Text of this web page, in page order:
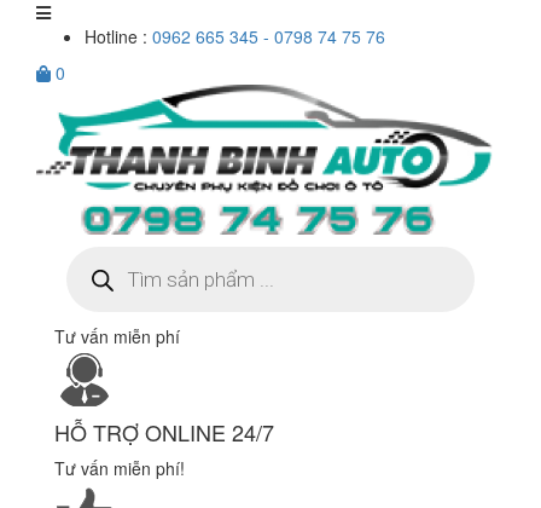
Hotline : 0962 665 345 - 0798 74 75 76
0
kiếm
sản
Tư vấn miễn phí
HỖ TRỢ ONLINE 24/7
Tư vấn miễn phí!